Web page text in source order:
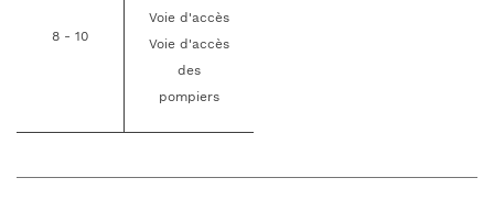
8 - 10
Voie d'accès
Voie d'accès
des
pompiers